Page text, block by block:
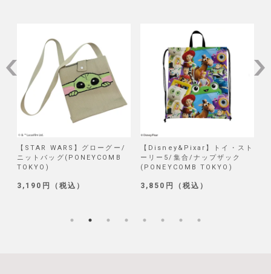
【STAR WARS】グローグー/
ニットバッグ(PONEYCOMB
TOKYO)
3,190円（税込）
【Disney&Pixar】トイ・スト
ーリー5/集合/ナップザック
(PONEYCOMB TOKYO)
3,850円（税込）